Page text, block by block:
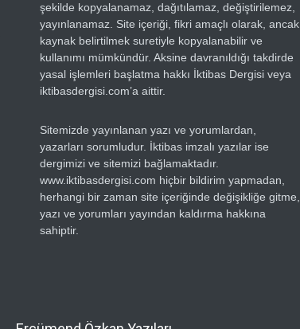
şekilde kopyalanamaz, dağıtılamaz, değiştirilemez,
yayınlanamaz. Site içeriği, fikri amaçlı olarak, ancak
kaynak belirtilmek suretiyle kopyalanabilir ve
kullanımı mümkündür. Aksine davranıldığı takdirde
yasal işlemleri başlatma hakkı İktibas Dergisi veya
iktibasdergisi.com’a aittir.
Sitemizde yayınlanan yazı ve yorumlardan,
yazarları sorumludur. İktibas imzalı yazılar ise
dergimizi ve sitemizi bağlamaktadır.
www.iktibasdergisi.com hiçbir bildirim yapmadan,
herhangi bir zaman site içeriğinde değişikliğe gitme,
yazı ve yorumları yayından kaldırma hakkına
sahiptir.